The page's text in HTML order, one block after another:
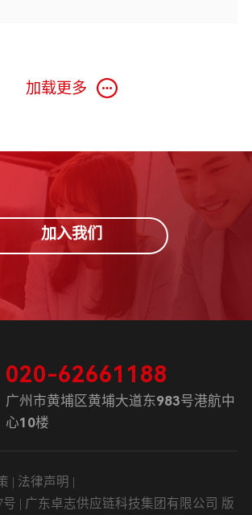
加载更多
加入我们
020-62661188
广州市黄埔区黄埔大道东983号港航中
心10楼
| 法律声明 |
号 | 广东卓志供应链科技集团有限公司 版